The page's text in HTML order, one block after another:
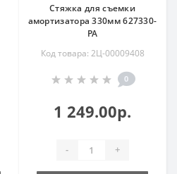
Стяжка для съемки
амортизатора 330мм 627330-
PA
Код товара: 2Ц-00009408
0
1 249.00р.
- +